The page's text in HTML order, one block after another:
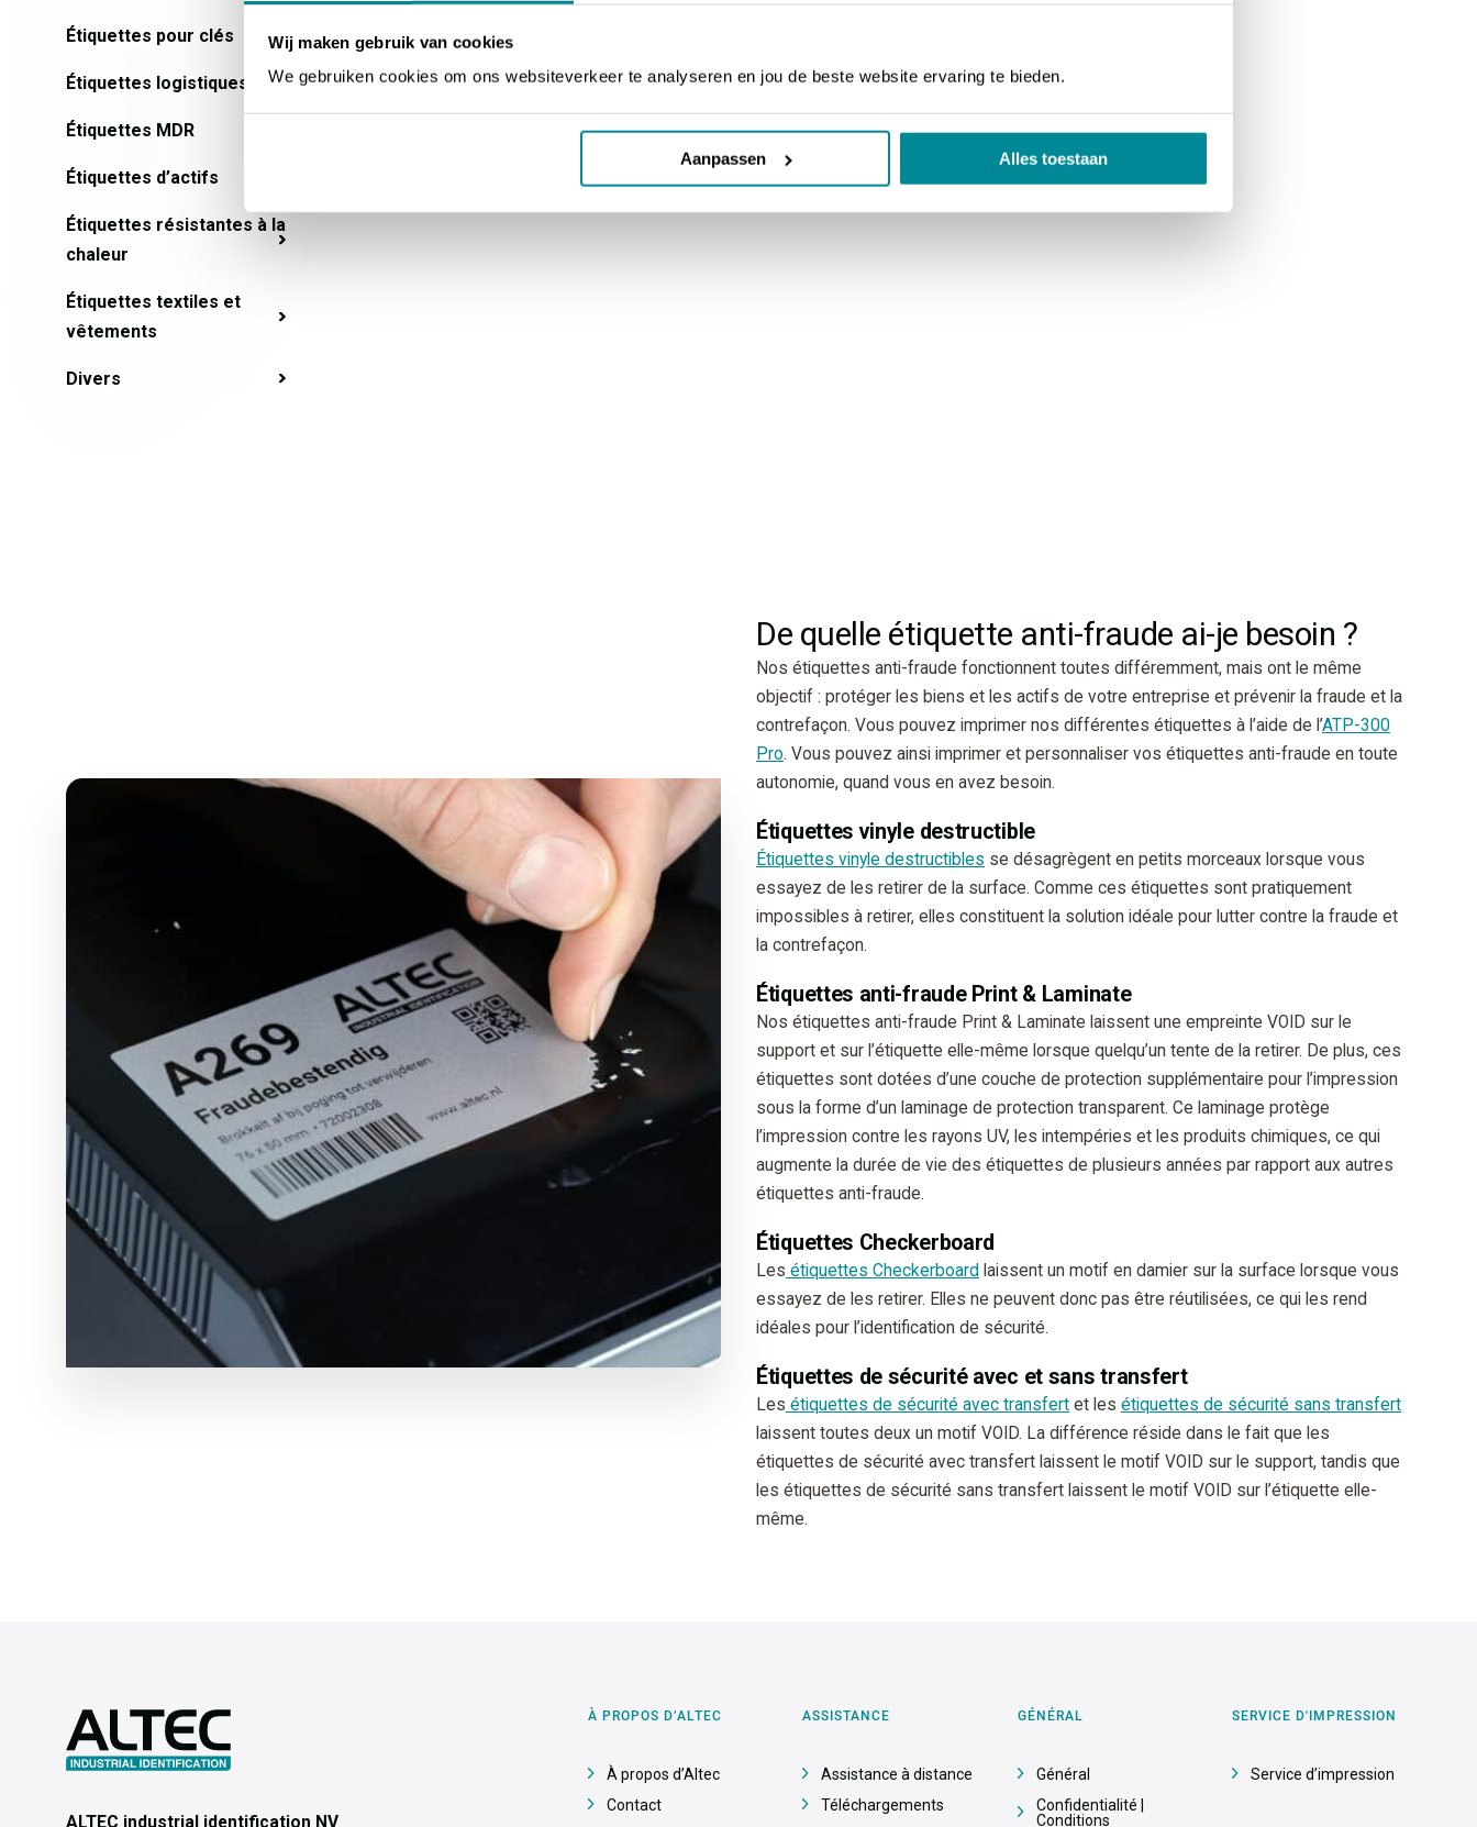
Wij maken gebruik van cookies
We gebruiken cookies om ons websiteverkeer te analyseren en jou de beste website ervaring te bieden.
Aanpassen Alles toestaan
Étiquettes pour clés
Étiquettes logistiques
Étiquettes MDR
Étiquettes d’actifs
Étiquettes résistantes à la
chaleur
Étiquettes textiles et
vêtements
Divers
De quelle étiquette anti-fraude ai-je besoin ?
Nos étiquettes anti-fraude fonctionnent toutes différemment, mais ont le même
objectif : protéger les biens et les actifs de votre entreprise et prévenir la fraude et la
contrefaçon. Vous pouvez imprimer nos différentes étiquettes à l’aide de l’ATP-300
Pro. Vous pouvez ainsi imprimer et personnaliser vos étiquettes anti-fraude en toute
autonomie, quand vous en avez besoin.
Étiquettes vinyle destructible
Étiquettes vinyle destructibles se désagrègent en petits morceaux lorsque vous
essayez de les retirer de la surface. Comme ces étiquettes sont pratiquement
impossibles à retirer, elles constituent la solution idéale pour lutter contre la fraude et
la contrefaçon.
Étiquettes anti-fraude Print & Laminate
Nos étiquettes anti-fraude Print & Laminate laissent une empreinte VOID sur le
support et sur l’étiquette elle-même lorsque quelqu’un tente de la retirer. De plus, ces
étiquettes sont dotées d’une couche de protection supplémentaire pour l’impression
sous la forme d’un laminage de protection transparent. Ce laminage protège
l’impression contre les rayons UV, les intempéries et les produits chimiques, ce qui
augmente la durée de vie des étiquettes de plusieurs années par rapport aux autres
étiquettes anti-fraude.
Étiquettes Checkerboard
Les étiquettes Checkerboard laissent un motif en damier sur la surface lorsque vous
essayez de les retirer. Elles ne peuvent donc pas être réutilisées, ce qui les rend
idéales pour l’identification de sécurité.
Étiquettes de sécurité avec et sans transfert
Les étiquettes de sécurité avec transfert et les étiquettes de sécurité sans transfert
laissent toutes deux un motif VOID. La différence réside dans le fait que les
étiquettes de sécurité avec transfert laissent le motif VOID sur le support, tandis que
les étiquettes de sécurité sans transfert laissent le motif VOID sur l’étiquette elle-
même.
ALTEC industrial identification NV
À PROPOS D’ALTEC
À propos d’Altec
Contact
ASSISTANCE
Assistance à distance
Téléchargements
GÉNÉRAL
Général
Confidentialité |
Conditions
SERVICE D'IMPRESSION
Service d’impression